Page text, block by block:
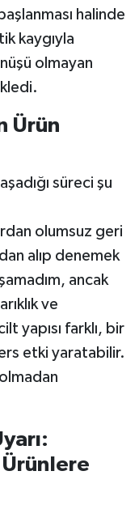
halinde
kaygıyla
olmayan
Ürün
süreci şu
olumsuz geri
alıp denemek
ancak
ve
yapısı farklı, bir
etki yaratabilir.
Ürünlere